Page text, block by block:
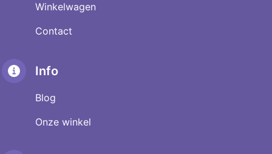
Winkelwagen
Contact
Info
Blog
Onze winkel